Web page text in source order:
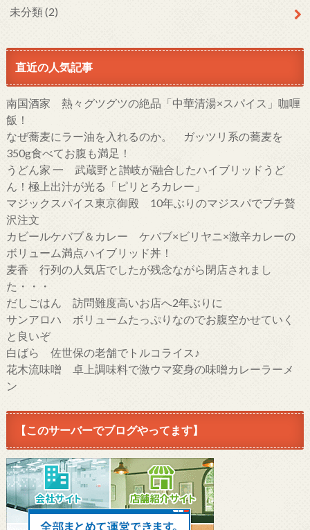
未分類(2)
直近の人気記事
南国酒家 熱々グツグツの絶品「中華清湯×スパイス」咖喱
飯！
なぜ蕎麦にラー油を入れるのか。 ガッツリ系の蕎麦を
350g食べてお腹も満足！
うどん家 一 武蔵野と讃岐が融合したハイブリッドうど
ん！極上出汁が光る「ピリとろカレー」
マジックスパイス東京御殿 10年ぶりのマジスパでプチ贅
沢注文
カビールケバブ＆カレー ケバブ×ビリヤニ×激辛カレーの
ボリューム満点ハイブリッド丼！
麦香 行列の人気店でしたが残念ながら閉店されまし
た・・・
だしごはん 訪問難度高いお店へ2年ぶりに
サンアロハ ボリュームたっぷりなのでお腹空かせていく
と良いぞ
白ばら 佐世保の老舗でトルコライス♪
花木流味噌 卓上調味料で激ウマ変身の味噌カレーラーメ
ン
【このサーバーでブログやってます】